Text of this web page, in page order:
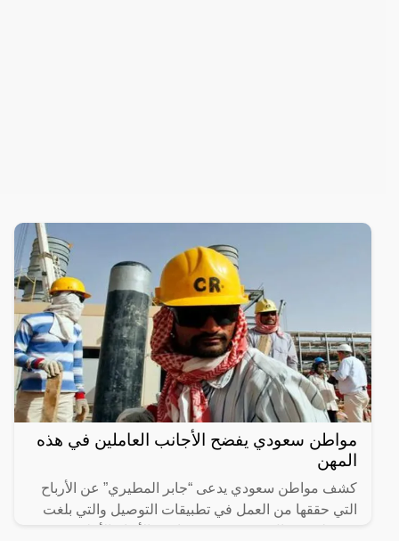
مواطن سعودي يفضح الأجانب العاملين في هذه
المهن
كشف مواطن سعودي يدعى “جابر المطيري” عن الأرباح
التي حققها من العمل في تطبيقات التوصيل والتي بلغت